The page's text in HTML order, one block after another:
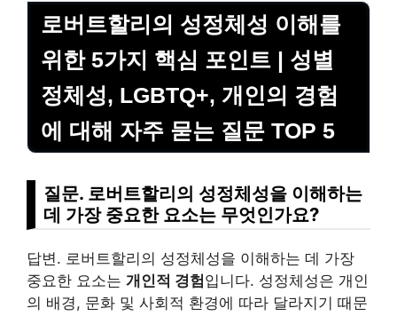
로버트할리의 성정체성 이해를
위한 5가지 핵심 포인트 | 성별
정체성, LGBTQ+, 개인의 경험
에 대해 자주 묻는 질문 TOP 5
질문. 로버트할리의 성정체성을 이해하는
데 가장 중요한 요소는 무엇인가요?
답변. 로버트할리의 성정체성을 이해하는 데 가장
중요한 요소는 개인적 경험입니다. 성정체성은 개인
의 배경, 문화 및 사회적 환경에 따라 달라지기 때문